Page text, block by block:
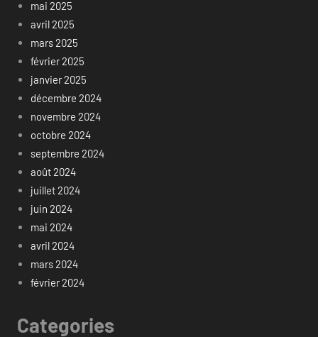
mai 2025
avril 2025
mars 2025
février 2025
janvier 2025
décembre 2024
novembre 2024
octobre 2024
septembre 2024
août 2024
juillet 2024
juin 2024
mai 2024
avril 2024
mars 2024
février 2024
Categories